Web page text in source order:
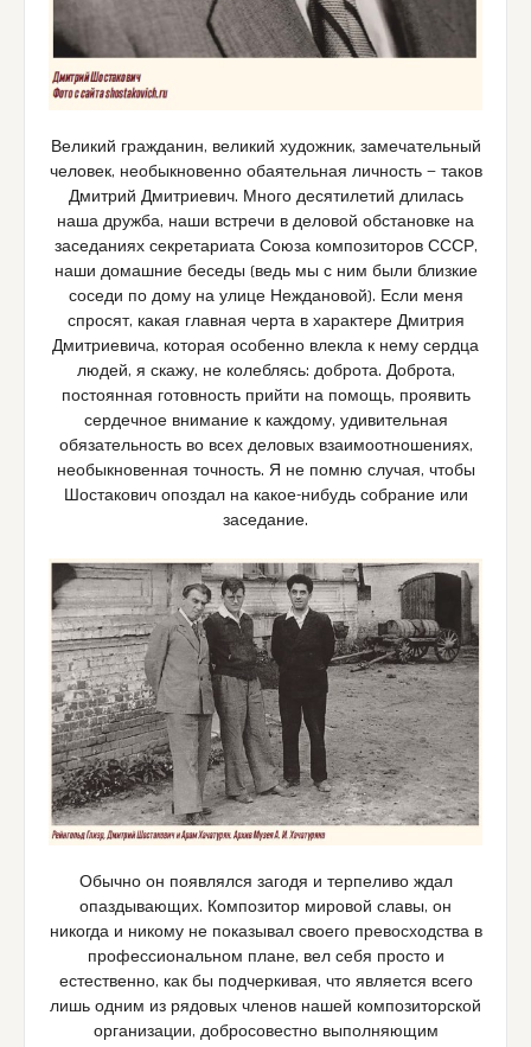
Великий гражданин, великий художник, замечательный
человек, необыкновенно обаятельная личность — таков
Дмитрий Дмитриевич. Много десятилетий длилась
наша дружба, наши встречи в деловой обстановке на
заседаниях секретариата Союза композиторов СССР,
наши домашние беседы (ведь мы с ним были близкие
соседи по дому на улице Неждановой). Если меня
спросят, какая главная черта в характере Дмитрия
Дмитриевича, которая особенно влекла к нему сердца
людей, я скажу, не колеблясь: доброта. Доброта,
постоянная готовность прийти на помощь, проявить
сердечное внимание к каждому, удивительная
обязательность во всех деловых взаимоотношениях,
необыкновенная точность. Я не помню случая, чтобы
Шостакович опоздал на какое-нибудь собрание или
заседание.
Обычно он появлялся загодя и терпеливо ждал
опаздывающих. Композитор мировой славы, он
никогда и никому не показывал своего превосходства в
профессиональном плане, вел себя просто и
естественно, как бы подчеркивая, что является всего
лишь одним из рядовых членов нашей композиторской
организации, добросовестно выполняющим